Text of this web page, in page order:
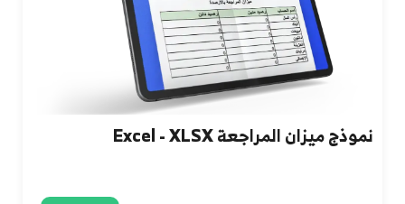
نموذج ميزان المراجعة Excel - XLSX